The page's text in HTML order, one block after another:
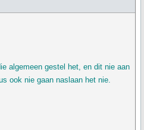
algemeen gestel het, en dit nie aan
ook nie gaan naslaan het nie.